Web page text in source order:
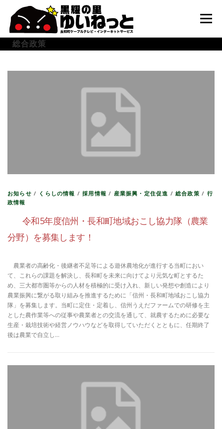
メニュー
ユーザーサポート
総合政策
お知らせ / くらしの情報 /採用情報 / 産業振興・定住促進 /総合政策 / 行
政情報
令和5年度信州・長和町地域おこし協力隊（農業
分野）を募集します！
農業者の高齢化・後継者不足等による遊休農地化が進行する当町におい
て、これらの課題を解決し、長和町を未来に向けてより元気な町とするた
め、三大都市圏等からの人材を積極的に受け入れ、新しい発想や創造により
農業振興に繋がる取り組みを推進するために「信州・長和町地域おこし協力
隊」を募集します。当町に定住・定着し、信州うえだファームでの研修を主
とした農作業等への従事や農業者との交流を通して、就農するために必要な
生産・栽培技術や経営ノウハウなどを取得していただくとともに、任期終了
後は農業で自立し…